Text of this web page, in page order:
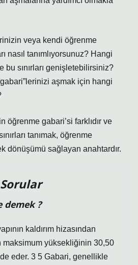
veya kendi öğrenme
nasıl tanımlıyorsunuz? Hangi
bu sınırları genişletebilirsiniz?
aşmak için hangi
öğrenme gabari’si farklıdır ve
tanımak, öğrenme
dönüşümü sağlayan anahtardır.
demek ?
kaldırım hizasından
maksimum yüksekliğinin 30,50
eder. 3 5 Gabari, genellikle